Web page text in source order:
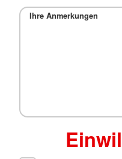
Ihre Anmerkungen